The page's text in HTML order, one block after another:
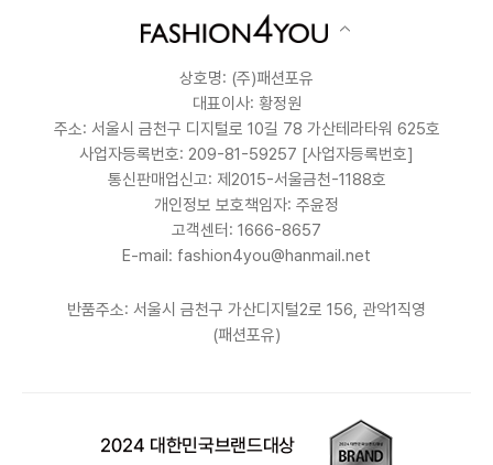
상호명: (주)패션포유
대표이사: 황정원
주소: 서울시 금천구 디지털로 10길 78 가산테라타워 625호
사업자등록번호: 209-81-59257 [사업자등록번호]
통신판매업신고: 제2015-서울금천-1188호
개인정보 보호책임자: 주윤정
고객센터: 1666-8657
E-mail: fashion4you@hanmail.net
반품주소: 서울시 금천구 가산디지털2로 156, 관악1직영
(패션포유)